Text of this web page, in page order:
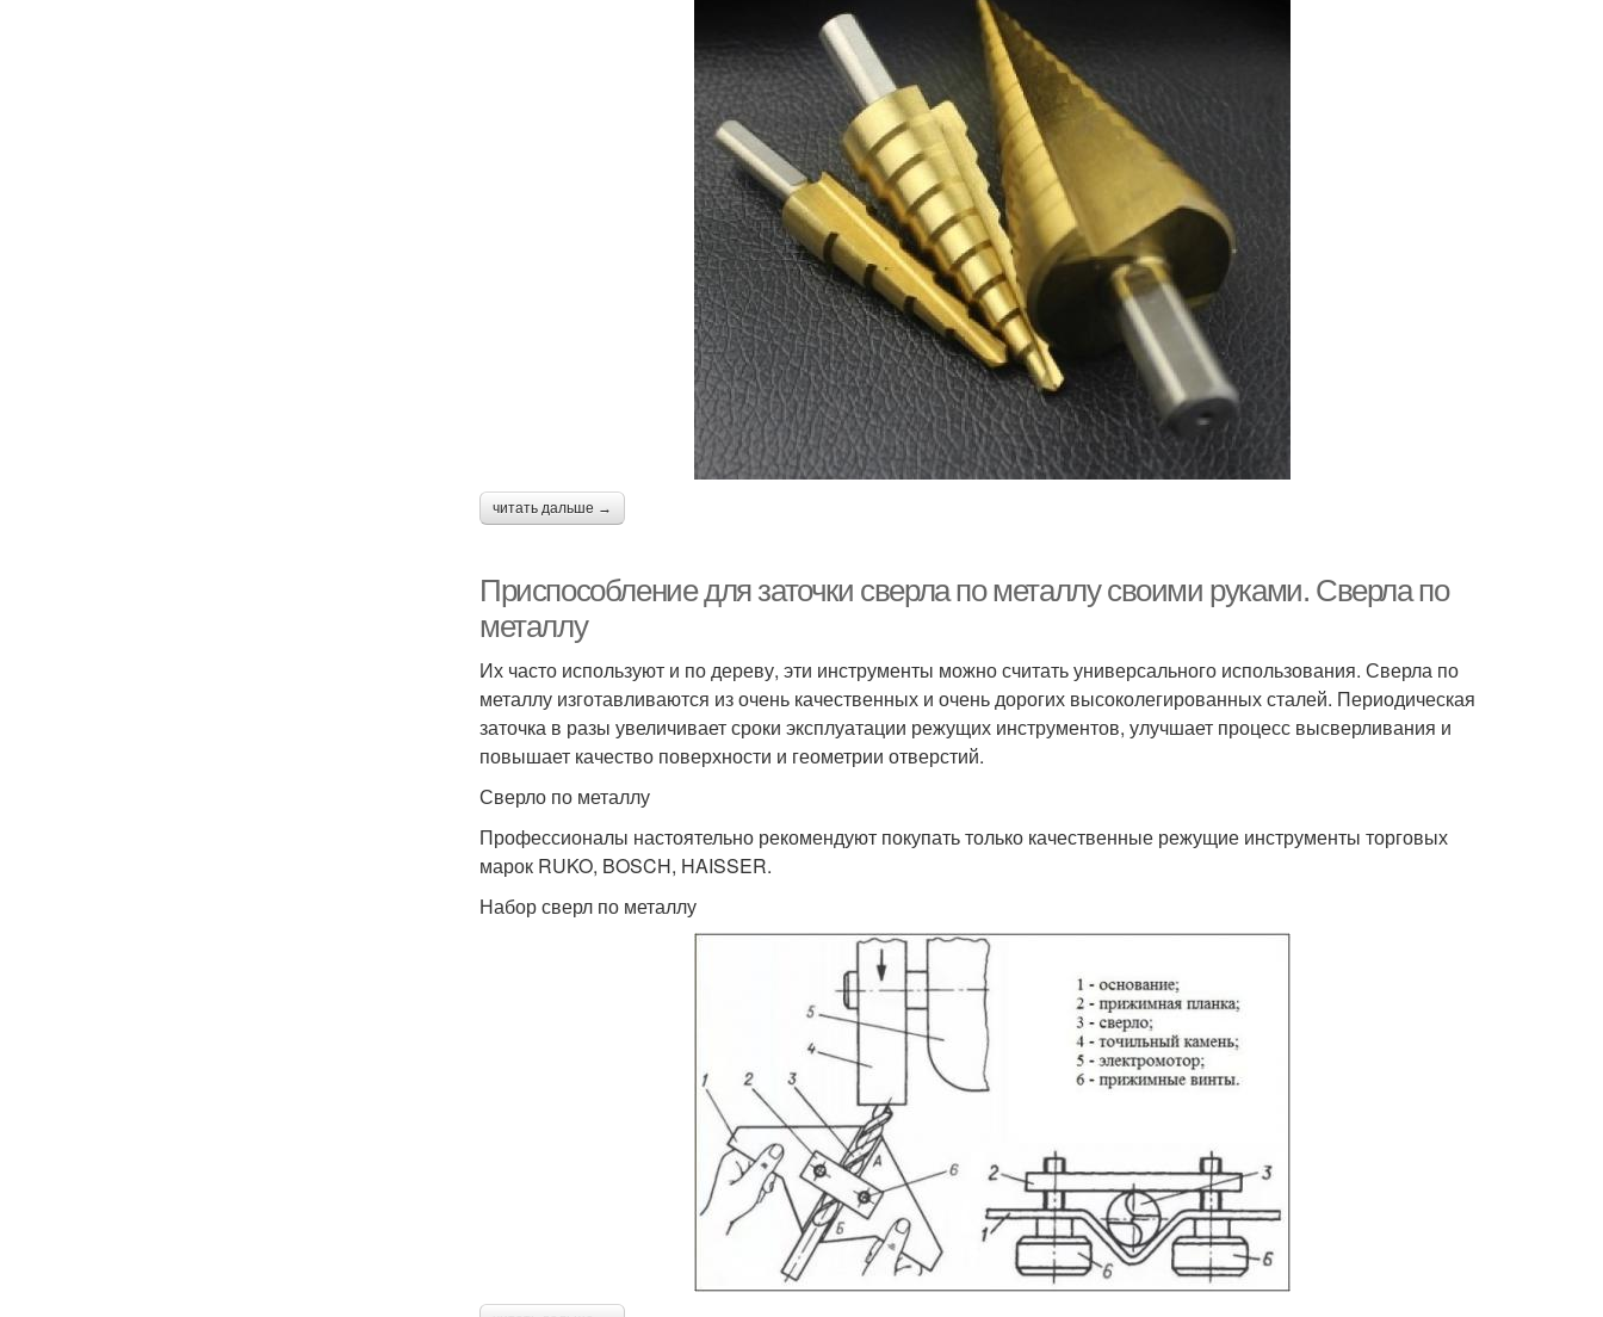
читать дальше →
Приспособление для заточки сверла по металлу своими руками. Сверла по
металлу
Их часто используют и по дереву, эти инструменты можно считать универсального использования. Сверла по
металлу изготавливаются из очень качественных и очень дорогих высоколегированных сталей. Периодическая
заточка в разы увеличивает сроки эксплуатации режущих инструментов, улучшает процесс высверливания и
повышает качество поверхности и геометрии отверстий.
Сверло по металлу
Профессионалы настоятельно рекомендуют покупать только качественные режущие инструменты торговых
марок RUKO, BOSCH, HAISSER.
Набор сверл по металлу